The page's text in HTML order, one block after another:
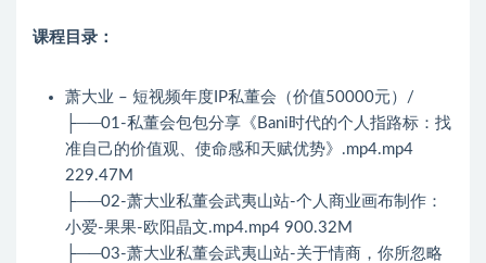
课程目录：
萧大业 – 短视频年度IP私董会（价值50000元）/
├──01-私董会包包分享《Bani时代的个人指路标：找
准自己的价值观、使命感和天赋优势》.mp4.mp4
229.47M
├──02-萧大业私董会武夷山站-个人商业画布制作：
小爱-果果-欧阳晶文.mp4.mp4 900.32M
├──03-萧大业私董会武夷山站-关于情商，你所忽略